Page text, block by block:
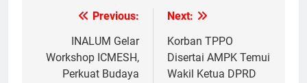
NavigasiPrevious:
INALUM Gelar
Workshop ICMESH,
Perkuat Budaya
Next:
Korban TPPO
Disertai AMPK Temui
Wakil Ketua DPRD